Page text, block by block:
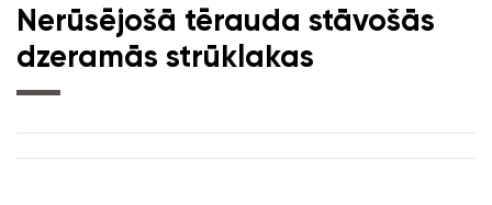
Nerūsējošā tērauda stāvošās
dzeramās strūklakas